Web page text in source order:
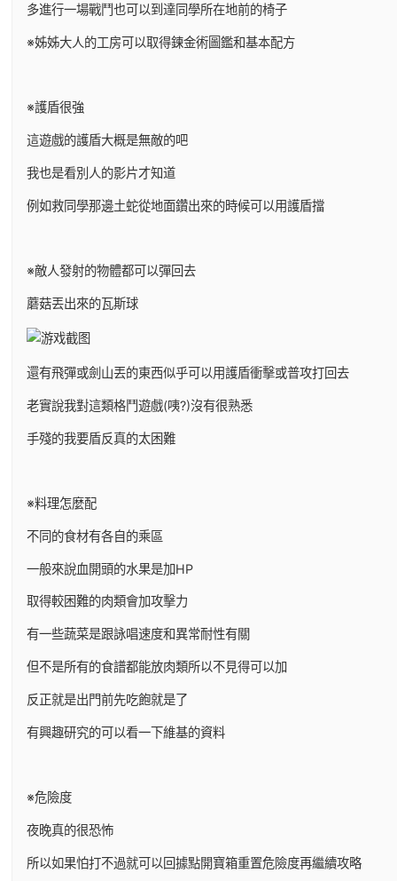
多進行一場戰鬥也可以到達同學所在地前的椅子
※姊姊大人的工房可以取得鍊金術圖鑑和基本配方
※護盾很強
這遊戲的護盾大概是無敵的吧
我也是看別人的影片才知道
例如救同學那邊土蛇從地面鑽出來的時候可以用護盾擋
※敵人發射的物體都可以彈回去
蘑菇丟出來的瓦斯球
還有飛彈或劍山丟的東西似乎可以用護盾衝擊或普攻打回去
老實說我對這類格鬥遊戲(咦?)沒有很熟悉
手殘的我要盾反真的太困難
※料理怎麼配
不同的食材有各自的乘區
一般來說血開頭的水果是加HP
取得較困難的肉類會加攻擊力
有一些蔬菜是跟詠唱速度和異常耐性有關
但不是所有的食譜都能放肉類所以不見得可以加
反正就是出門前先吃飽就是了
有興趣研究的可以看一下維基的資料
※危險度
夜晚真的很恐怖
所以如果怕打不過就可以回據點開寶箱重置危險度再繼續攻略